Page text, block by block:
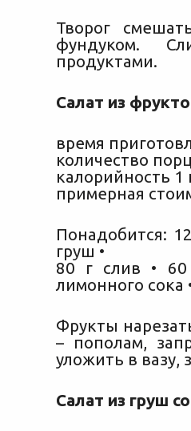
Творог
фундуком.
продуктами.
Салат из
время
количество
калорийность
примерная
Понадобится:
груш •
80 г слив •
лимонного сока
Фрукты
– пополам,
уложить в вазу,
Салат из груш